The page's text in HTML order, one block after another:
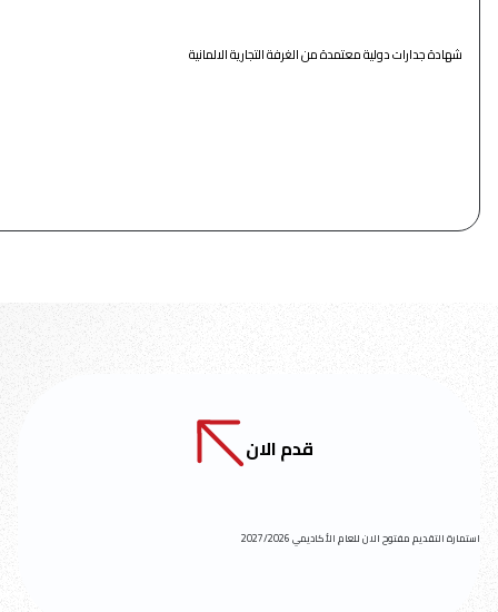
شهادة جدارات دولية معتمدة من الغرفة التجارية الالمانية
قدم الان
استمارة التقديم مفتوح الان للعام الأكاديمي 2027/2026